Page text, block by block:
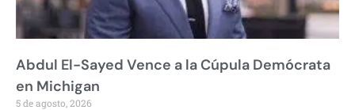
Abdul El-Sayed Vence a la Cúpula Demócrata
en Michigan
5 de agosto, 2026